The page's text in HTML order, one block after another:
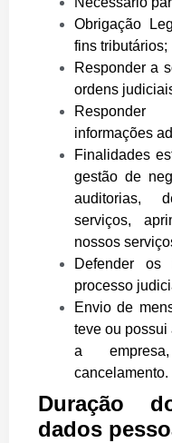
Obrigação
fins tributários;
Responder a
ordens
informações
Finalidades
gestão de
auditorias,
serviços,
nossos
Defender os
processo
Envio de
teve ou possui
a
cancelamento.
Duração
dados